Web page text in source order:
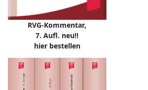
RVG-Kommentar,
7. Aufl. neu!!
hier bestellen